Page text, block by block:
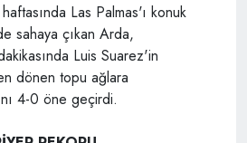
haftasında Las Palmas'ı konuk
sahaya çıkan Arda,
Luis Suarez'in
dönen topu ağlara
4-0 öne geçirdi.